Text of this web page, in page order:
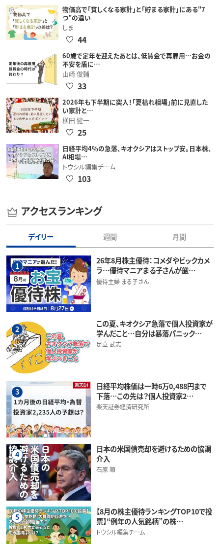
物価高で「貧しくなる家計」と「貯まる家計」にある"7
つ"の違い
しま
44
60歳で定年を迎えたあとは、低賃金で再雇用…お金の
不安を盾に…
山崎 俊輔
33
2026年も下半期に突入！「夏枯れ相場」前に見直した
い家計と…
横田 健一
25
日経平均4％の急落、キオクシアはストップ安。日本株、
AI相場…
トウシル編集チーム
103
アクセスランキング
デイリー 週間 月間
1
26年8月株主優待：コメダやビックカメ
ラ…優待マニアまる子さんが厳…
優待主婦 まる子さん
2
この夏、キオクシア急落で個人投資家が
学んだこと…自分は暴落パニック…
足立 武志
3
日経平均株価は一時6万0,488円まで
下落…この先は？個人投資家2…
楽天証券経済研究所
4
日本の米国債売却を避けるための協調
介入
石原 順
5
【8月の株主優待ランキングTOP10で投
票】“例年の人気銘柄”の株…
トウシル編集チーム